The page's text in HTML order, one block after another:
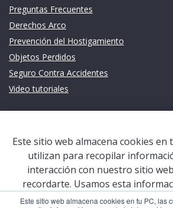
Este sitio web almacena cookies en tu PC, las
Preguntas Frecuentes
Derechos Arco
Prevención del Hostigamiento
Objetos Perdidos
Seguro Contra Accidentes
Video tutoriales
Sistema de Gestión Académica (SGA)
Defensoría Universitaria
Terceros vinculados
San Pablo Mail
Este sitio web almacena cookies en
utilizan para recopilar
interacción con nuestro sitio
recordarte. Usamos esta
mejorar y personalizar tu